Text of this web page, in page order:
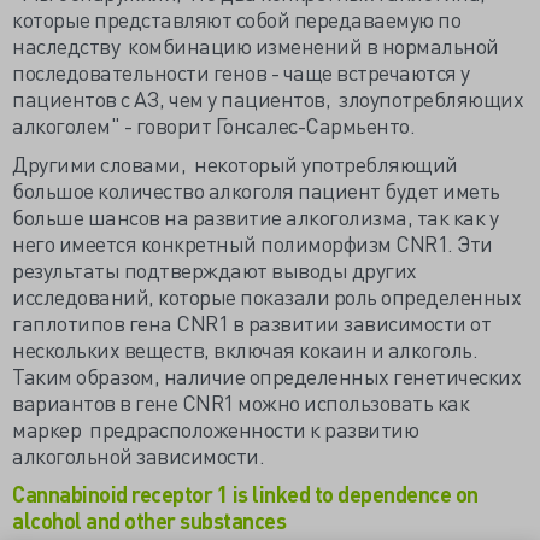
которые представляют собой передаваемую по
наследству комбинацию изменений в нормальной
последовательности генов - чаще встречаются у
пациентов с АЗ, чем у пациентов, злоупотребляющих
алкоголем" - говорит Гонсалес-Сармьенто.
Другими словами, некоторый употребляющий
большое количество алкоголя пациент будет иметь
больше шансов на развитие алкоголизма, так как у
него имеется конкретный полиморфизм CNR1. Эти
результаты подтверждают выводы других
исследований, которые показали роль определенных
гаплотипов гена CNR1 в развитии зависимости от
нескольких веществ, включая кокаин и алкоголь.
Таким образом, наличие определенных генетических
вариантов в гене CNR1 можно использовать как
маркер предрасположенности к развитию
алкогольной зависимости.
Cannabinoid receptor 1 is linked to dependence on
alcohol and other substances